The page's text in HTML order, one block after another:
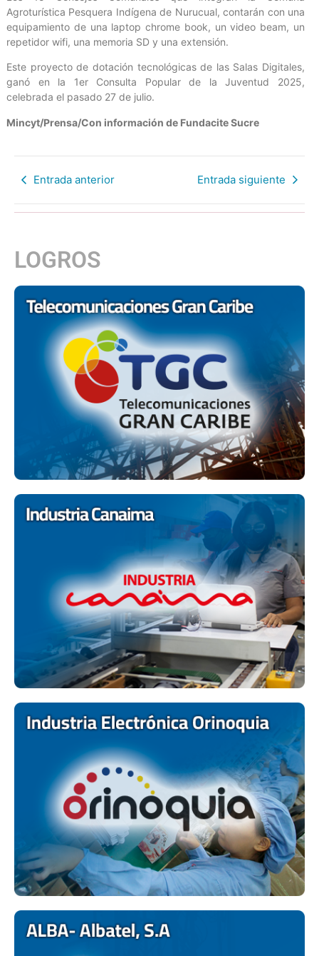
Agroturística Pesquera Indígena de Nurucual, contarán con una
equipamiento de una laptop chrome book, un video beam, un
repetidor wifi, una memoria SD y una extensión.
Este proyecto de dotación tecnológicas de las Salas Digitales,
ganó en la 1er Consulta Popular de la Juventud 2025,
celebrada el pasado 27 de julio.
Mincyt/Prensa/Con información de Fundacite Sucre
Entrada anterior Entrada siguiente
LOGROS